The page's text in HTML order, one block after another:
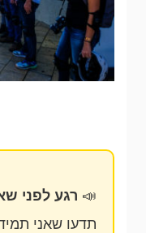
📣 רגע לפני
תדעו שאני